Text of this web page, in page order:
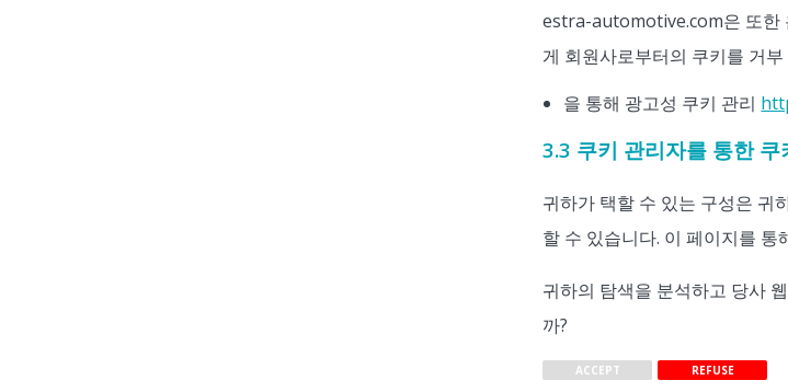
estra-automotive.com은 또한
게 회원사로부터의 쿠키를 거
을 통해 광고성 쿠키 관리
3.3 쿠키 관리자를 통한 쿠
귀하가 택할 수 있는 구성은 귀
할 수 있습니다. 이 페이지를
귀하의 탐색을 분석하고 당사
까?
ACCEPT REFUSE